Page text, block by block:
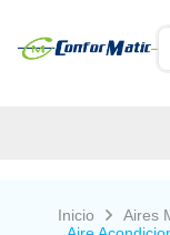
Inicio
Aires